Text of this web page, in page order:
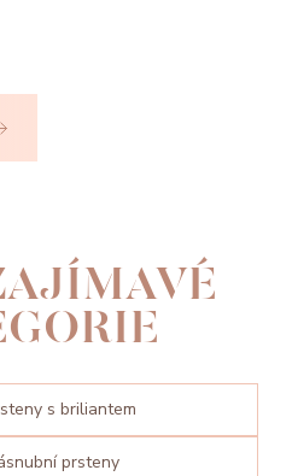
s briliantem
prsteny